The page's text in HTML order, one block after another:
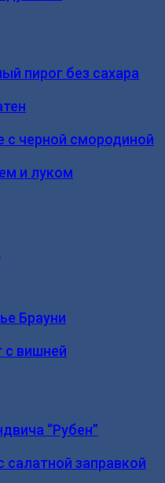
пирог без сахара
черной смородиной
и луком
Брауни
вишней
“Рубен”
заправкой